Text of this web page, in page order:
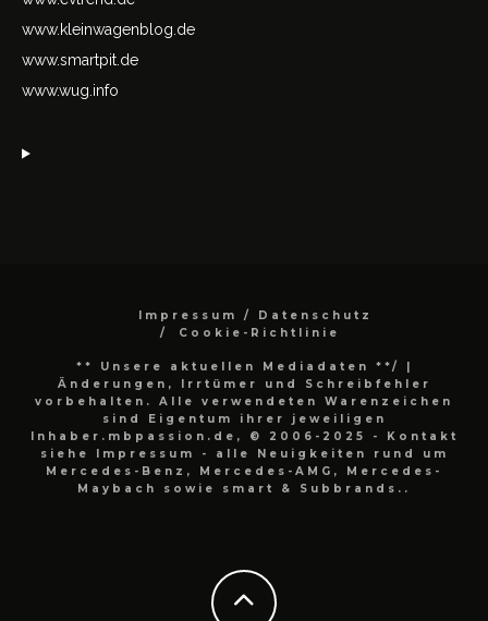
www.kleinwagenblog.de
www.smartpit.de
www.wug.info
Impressum / Datenschutz
Cookie-Richtlinie
** Unsere aktuellen Mediadaten **/
|
Änderungen, Irrtümer und Schreibfehler
vorbehalten. Alle verwendeten Warenzeichen
sind Eigentum ihrer jeweiligen
Inhaber.mbpassion.de, © 2006-2025 - Kontakt
siehe Impressum - alle Neuigkeiten rund um
Mercedes-Benz, Mercedes-AMG, Mercedes-
Maybach sowie smart & Subbrands..